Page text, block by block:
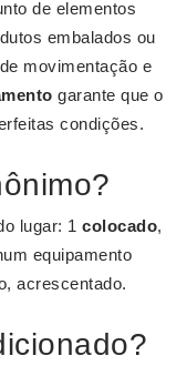
de elementos
embalados ou
movimentação e
garante que o
condições.
lugar: 1colocado,
equipamento
acrescentado.